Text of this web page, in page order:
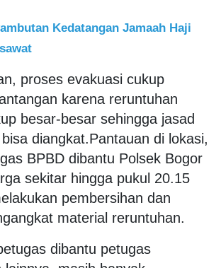
Kedatangan Jamaah Haji
proses evakuasi cukup
karena reruntuhan
besar-besar sehingga jasad
diangkat.Pantauan di lokasi,
BPBD dibantu Polsek Bogor
sekitar hingga pukul 20.15
pembersihan dan
material reruntuhan.
dibantu petugas